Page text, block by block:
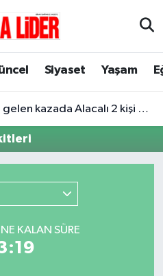
Siyaset Yaşam
Alacalı 2 kişi hayatını kaybetti
KALAN SÜRE
ve Fikstür